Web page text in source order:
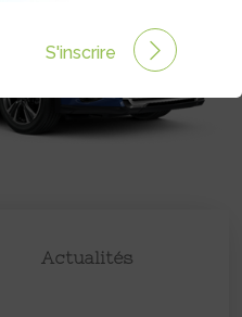
Actualités
S'inscrire